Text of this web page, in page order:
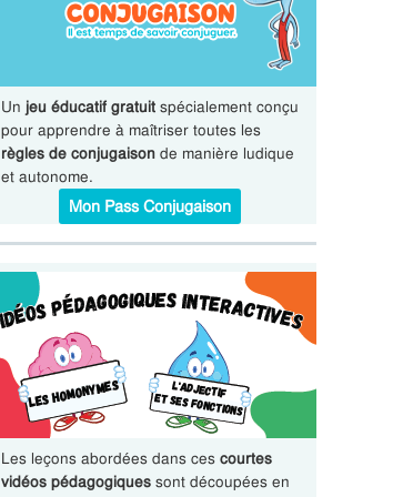
Un jeu éducatif gratuitspécialement conçu
pour apprendre à maîtriser toutes les
règles de conjugaisonde manière ludique
et autonome.
Mon Pass Conjugaison
Les leçons abordées dans ces courtes
vidéos pédagogiquessont découpées en